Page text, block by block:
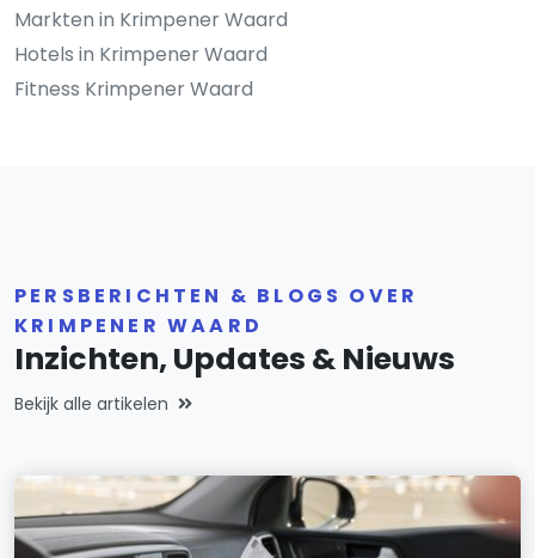
Markten in Krimpener Waard
Hotels in Krimpener Waard
Fitness Krimpener Waard
PERSBERICHTEN & BLOGS OVER
KRIMPENER WAARD
Inzichten, Updates & Nieuws
Bekijk alle artikelen